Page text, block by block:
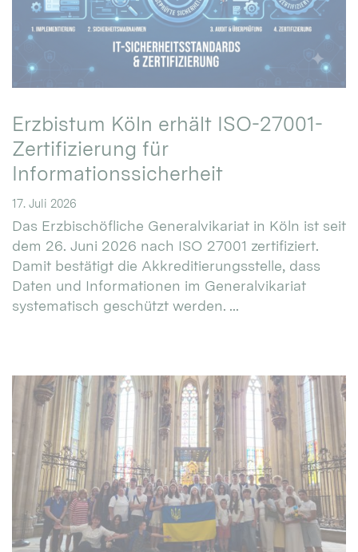
Erzbistum Köln erhält ISO-27001-
Zertifizierung für
Informationssicherheit
17. Juli 2026
Das Erzbischöfliche Generalvikariat in Köln ist seit
dem 26. Juni 2026 nach ISO 27001 zertifiziert.
Damit bestätigt die Akkreditierungsstelle, dass
Daten und Informationen im Generalvikariat
systematisch geschützt werden. ...